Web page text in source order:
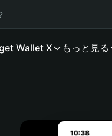
Wallet X もっと見る